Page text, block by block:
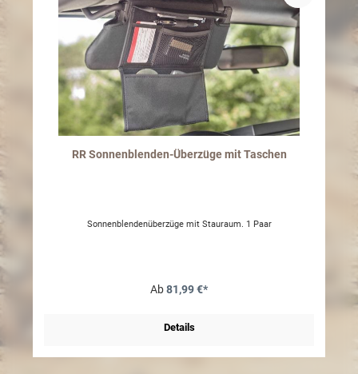
RR Sonnenblenden-Überzüge mit Taschen
Sonnenblendenüberzüge mit Stauraum. 1 Paar
Ab81,99 €*
Details